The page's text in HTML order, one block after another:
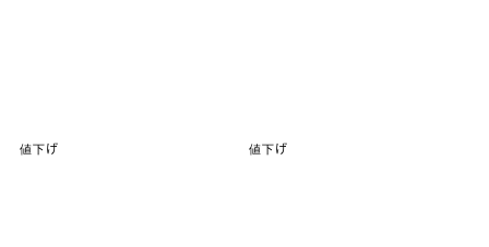
値下げ 値下げ